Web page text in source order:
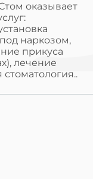
оказывает
наркозом,
прикуса
лечение
стоматология..